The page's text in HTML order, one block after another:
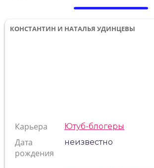
КОНСТАНТИН И НАТАЛЬЯ УДИНЦЕВЫ
Карьера Ютуб-блогеры
Дата
рождения
неизвестно